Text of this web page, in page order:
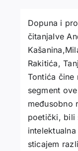
Dopuna i
čitanjaIve
Rakitića,
Tontića čine
segment
međusobno
poetički, bili
sticajem